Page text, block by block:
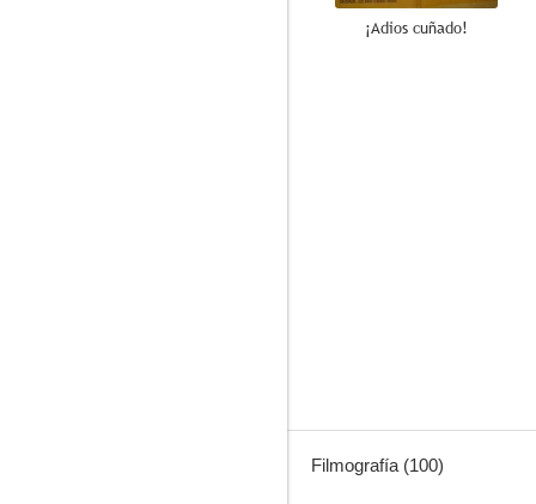
¡Adios cuñado!
Filmografía (100)